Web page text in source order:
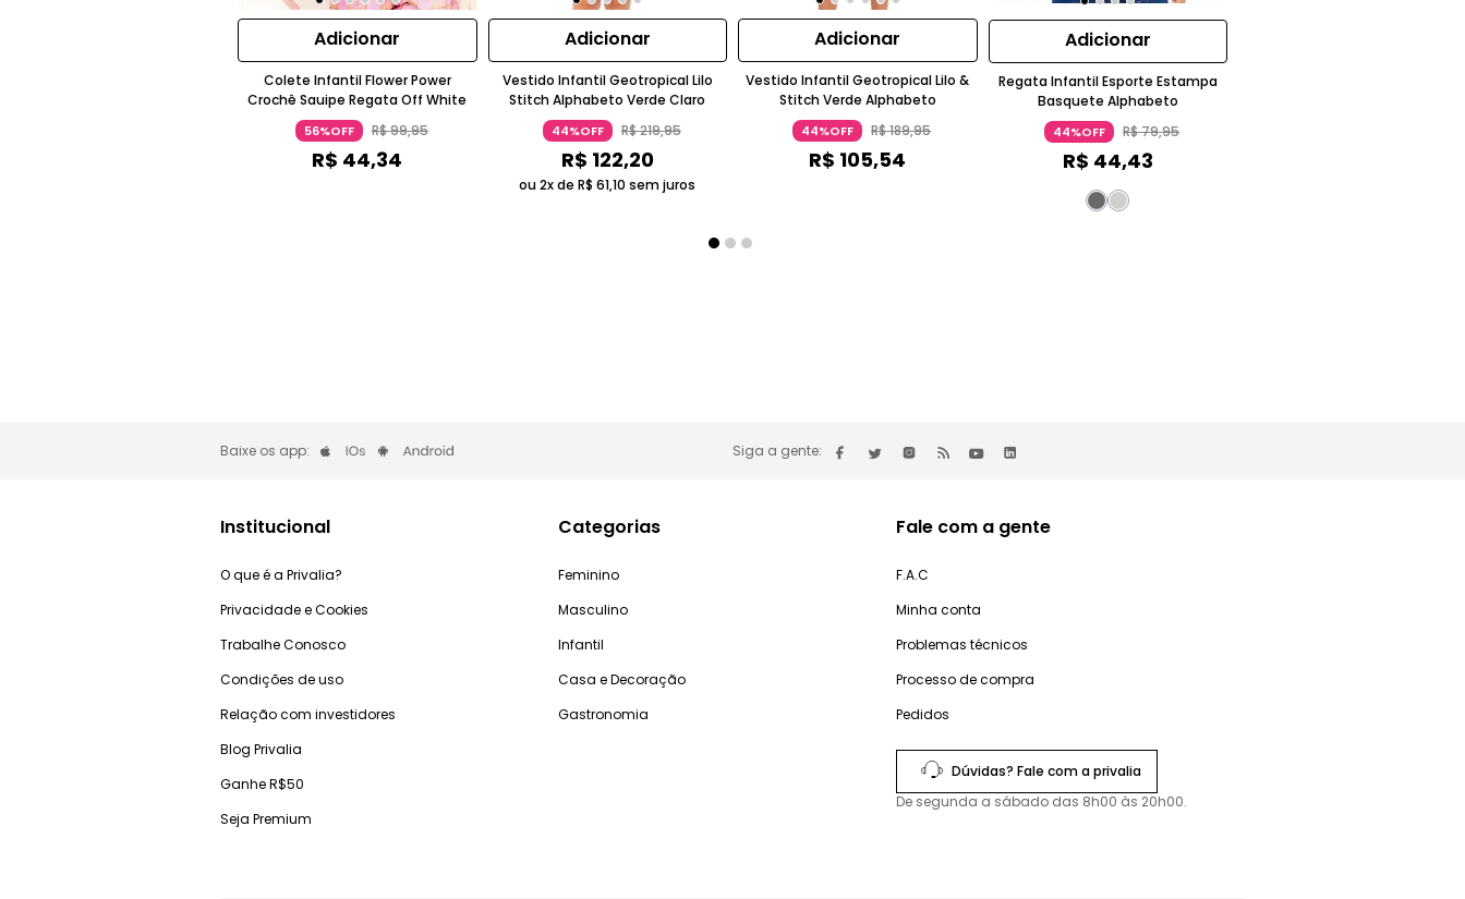
Adicionar
Colete Infantil Flower Power
Crochê Sauipe Regata Off White
56%OFF R$99,95
R$ 44,34
Adicionar
Vestido Infantil Geotropical Lilo
Stitch Alphabeto Verde Claro
44%OFF R$219,95
R$ 122,20
ou 2x deR$ 61,10 sem juros
Adicionar
Vestido Infantil Geotropical Lilo &
Stitch Verde Alphabeto
44%OFF R$189,95
R$ 105,54
Adicionar
Regata Infantil Esporte Estampa
Basquete Alphabeto
44%OFF R$79,95
R$ 44,43
Baixe os app: Siga a gente:
Institucional
O que é a Privalia?
Privacidade e Cookies
Trabalhe Conosco
Condições de uso
Relação com investidores
Blog Privalia
Ganhe R$50
Seja Premium
Categorias
Feminino
Masculino
Infantil
Casa e Decoração
Gastronomia
Fale com a gente
F.A.C
Minha conta
Problemas técnicos
Processo de compra
Pedidos
Dúvidas? Fale com a privalia
De segunda a sábado das 8h00 às 20h00.